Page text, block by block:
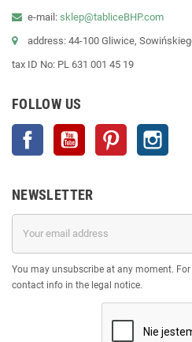
e-mail: sklep@tabliceBHP.com
address: 44-100 Gliwice,
tax ID No: PL 631 001 45 19
FOLLOW US
Facebook YouTube Pinterest
NEWSLETTER
You may unsubscribe at any moment.
contact info in the legal notice.